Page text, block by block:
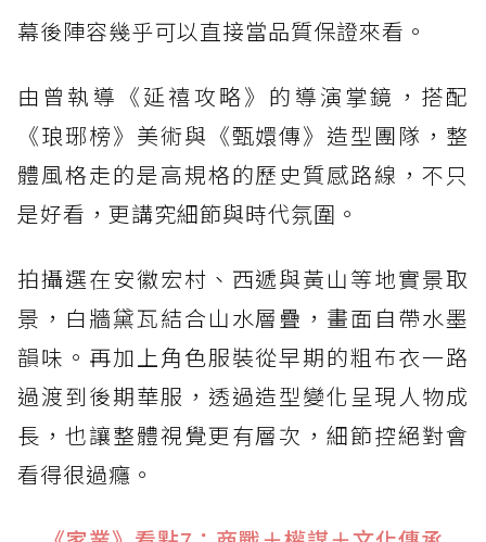
幕後陣容幾乎可以直接當品質保證來看。
由曾執導《延禧攻略》的導演掌鏡，搭配
《琅琊榜》美術與《甄嬛傳》造型團隊，整
體風格走的是高規格的歷史質感路線，不只
是好看，更講究細節與時代氛圍。
拍攝選在安徽宏村、西遞與黃山等地實景取
景，白牆黛瓦結合山水層疊，畫面自帶水墨
韻味。再加上角色服裝從早期的粗布衣一路
過渡到後期華服，透過造型變化呈現人物成
長，也讓整體視覺更有層次，細節控絕對會
看得很過癮。